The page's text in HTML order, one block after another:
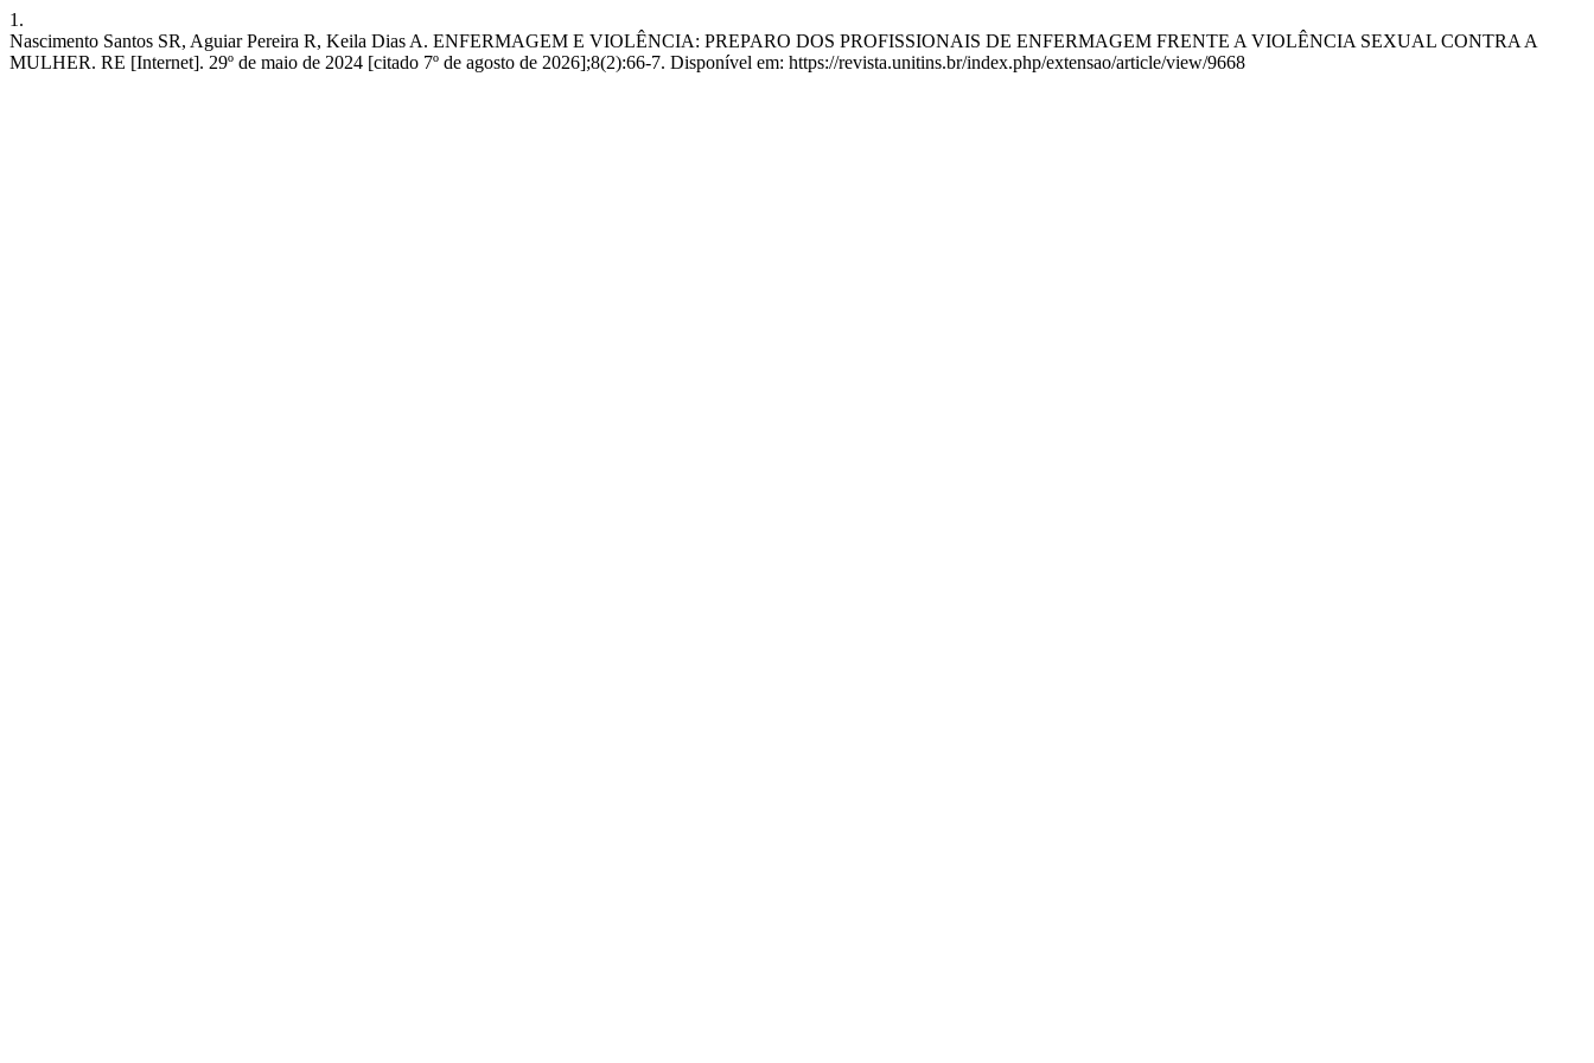
1.
Nascimento Santos SR, Aguiar Pereira R, Keila Dias A. ENFERMAGEM E VIOLÊNCIA: PREPARO DOS PROFISSIONAIS DE ENFERMAGEM FRENTE A VIOLÊNCIA SEXUAL CONTRA A
MULHER. RE [Internet]. 29º de maio de 2024 [citado 7º de agosto de 2026];8(2):66-7. Disponível em: https://revista.unitins.br/index.php/extensao/article/view/9668